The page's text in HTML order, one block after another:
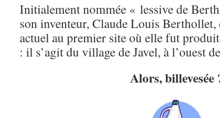
Initialement nommée « lessive de
son inventeur, Claude Louis
actuel au premier site où elle fut
: il s’agit du village de Javel, à l’ouest
Alors, billevesée